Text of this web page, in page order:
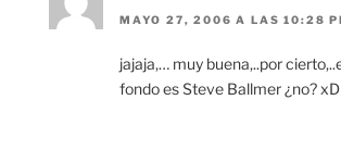
MAYO 27, 2006 A LAS 10:28
jajaja,… muy buena,..por
fondo es Steve Ballmer ¿no? xD